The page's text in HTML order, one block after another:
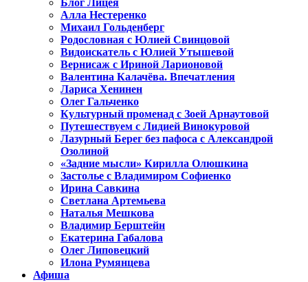
Блог Лицея
Алла Нестеренко
Михаил Гольденберг
Родословная с Юлией Свинцовой
Видоискатель с Юлией Утышевой
Вернисаж с Ириной Ларионовой
Валентина Калачёва. Впечатления
Лариса Хенинен
Олег Гальченко
Культурный променад с Зоей Арнаутовой
Путешествуем с Лидией Винокуровой
Лазурный Берег без пафоса с Александрой
Озолиной
«Задние мысли» Кирилла Олюшкина
Застолье с Владимиром Софиенко
Ирина Савкина
Светлана Артемьева
Наталья Мешкова
Владимир Берштейн
Екатерина Габалова
Олег Липовецкий
Илона Румянцева
Афиша